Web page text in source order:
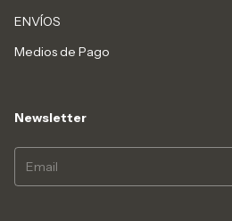
ENVÍOS
Medios de Pago
Newsletter